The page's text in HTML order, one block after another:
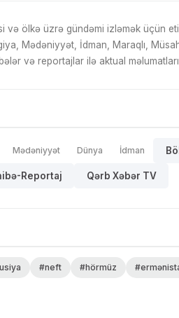
və ölkə üzrə gündəmi izləmək üçün
Mədəniyyət, İdman, Maraqlı,
və reportajlar ilə aktual məlumatları
Mədəniyyət Dünya İdman
Reportaj Qərb Xəbər TV
#neft #hörmüz